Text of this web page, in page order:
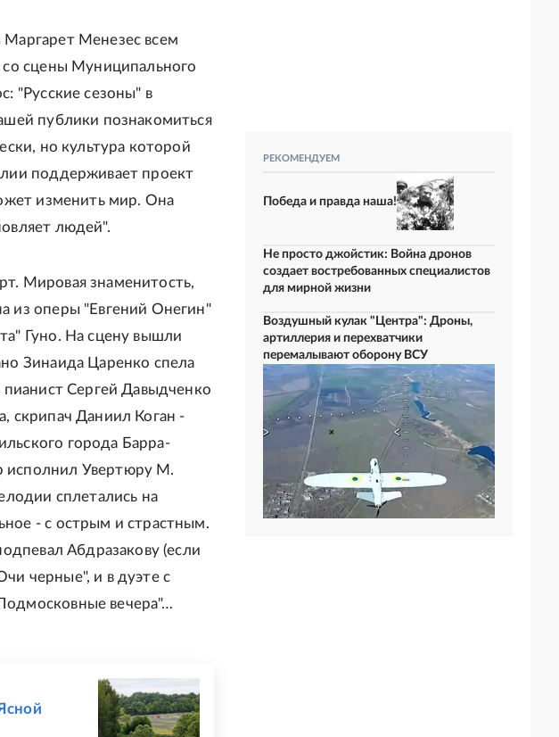
Маргарет Менезес всем
со сцены Муниципального
"Русские сезоны" в
публики познакомиться
но культура которой
поддерживает проект
изменить мир. Она
людей".
Мировая знаменитость,
из оперы "Евгений Онегин"
Гуно. На сцену вышли
Зинаида Царенко спела
Сергей Давыдченко
скрипач Даниил Коган -
города Барра-
исполнил Увертюру М.
сплетались на
- с острым и страстным.
Абдразакову (если
черные", и в дуэте с
вечера"…
РЕКОМЕНДУЕМ
Победа и правда наша!
Не просто джойстик: Война дронов
создает востребованных специалистов
для мирной жизни
Воздушный кулак "Центра": Дроны,
артиллерия и перехватчики
перемалывают оборону ВСУ